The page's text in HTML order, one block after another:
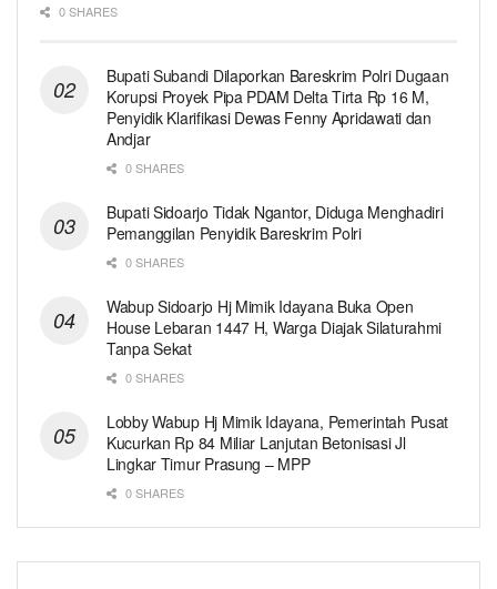
0 SHARES
Bupati Subandi Dilaporkan Bareskrim Polri Dugaan
Korupsi Proyek Pipa PDAM Delta Tirta Rp 16 M,
Penyidik Klarifikasi Dewas Fenny Apridawati dan
Andjar
0 SHARES
Bupati Sidoarjo Tidak Ngantor, Diduga Menghadiri
Pemanggilan Penyidik Bareskrim Polri
0 SHARES
Wabup Sidoarjo Hj Mimik Idayana Buka Open
House Lebaran 1447 H, Warga Diajak Silaturahmi
Tanpa Sekat
0 SHARES
Lobby Wabup Hj Mimik Idayana, Pemerintah Pusat
Kucurkan Rp 84 Miliar Lanjutan Betonisasi Jl
Lingkar Timur Prasung – MPP
0 SHARES